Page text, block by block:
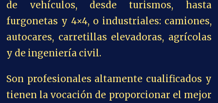
de vehículos, desde turismos, hasta
furgonetas y 4×4, o industriales: camiones,
autocares, carretillas elevadoras, agrícolas
y de ingeniería civil.
Son profesionales altamente cualificados y
tienen la vocación de proporcionar el mejor